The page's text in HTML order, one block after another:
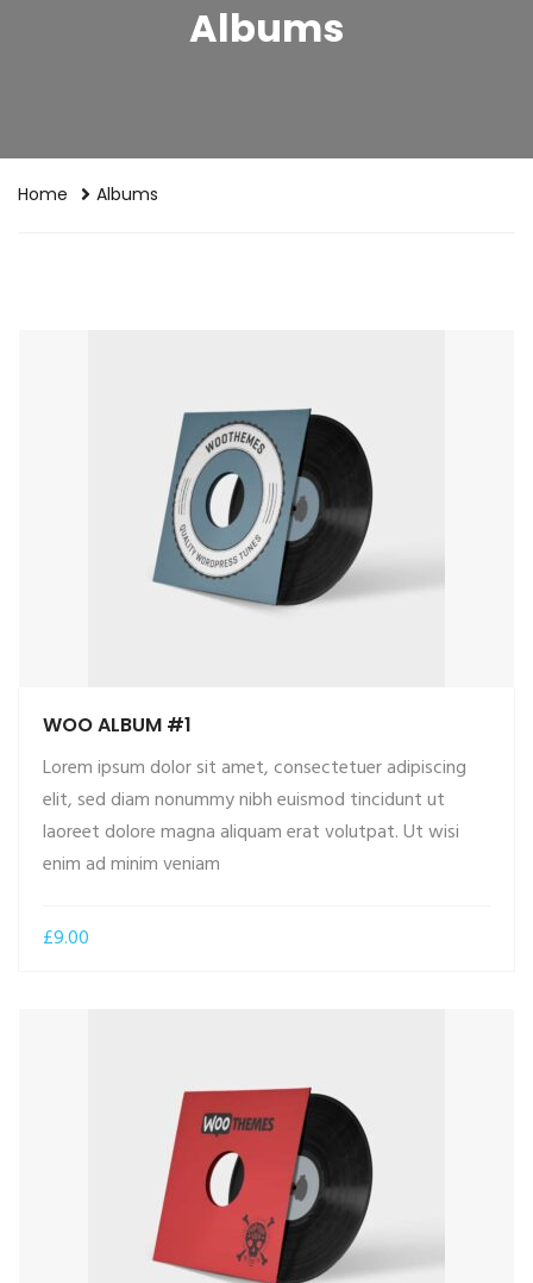
Albums
Home Albums
WOO ALBUM #1
Lorem ipsum dolor sit amet, consectetuer adipiscing
elit, sed diam nonummy nibh euismod tincidunt ut
laoreet dolore magna aliquam erat volutpat. Ut wisi
enim ad minim veniam
£9.00
ADD TO CART